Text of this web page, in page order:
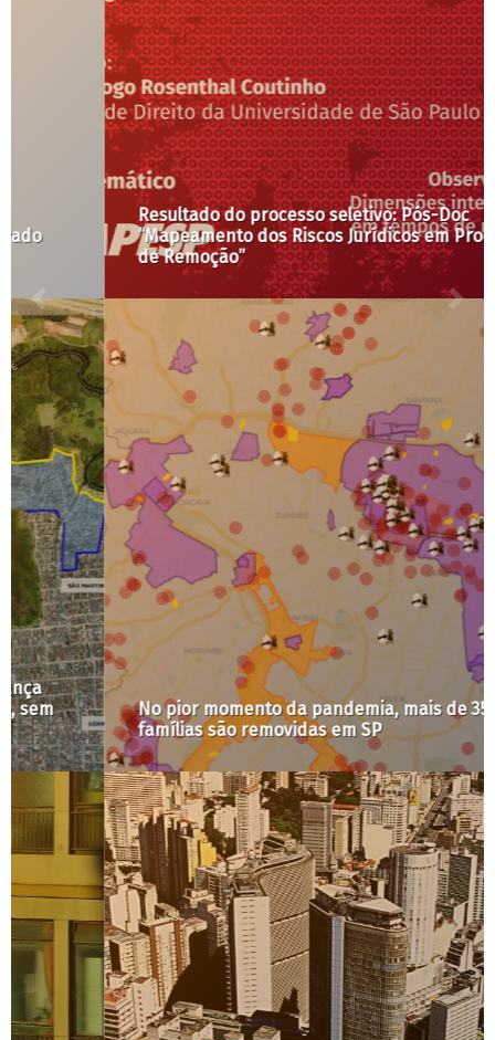
Resultado do processo seletivo: Pós-Doc
“Mapeamento dos Riscos Jurídicos em Processos
de Remoção”
No pior momento da pandemia, mais de 350
famílias são removidas em SP